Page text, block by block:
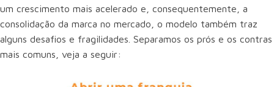
um crescimento mais acelerado e, consequentemente, a
consolidação da marca no mercado, o modelo também traz
alguns desafios e fragilidades. Separamos os prós e os contras
mais comuns, veja a seguir: